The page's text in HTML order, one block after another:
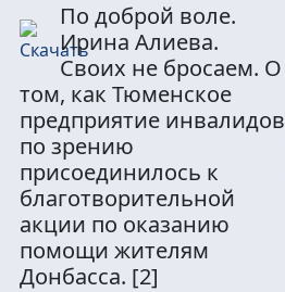
По доброй воле.
Ирина Алиева.
Своих не бросаем. О
том, как Тюменское
предприятие инвалидов
по зрению
присоединилось к
благотворительной
акции по оказанию
помощи жителям
Донбасса. [2]